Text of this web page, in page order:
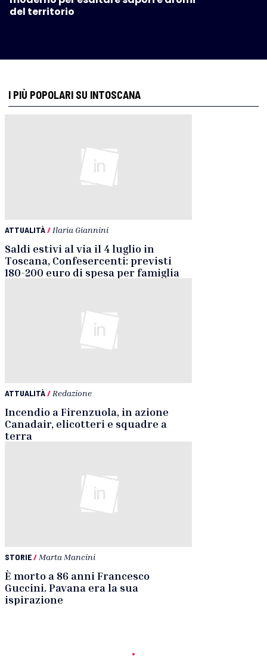
del territorio
I PIÙ POPOLARI SU INTOSCANA
ATTUALITÀ/ Ilaria Giannini
Saldi estivi al via il 4 luglio in
Toscana, Confesercenti: previsti
180-200 euro di spesa per famiglia
ATTUALITÀ/ Redazione
Incendio a Firenzuola, in azione
Canadair, elicotteri e squadre a
terra
STORIE/ Marta Mancini
È morto a 86 anni Francesco
Guccini. Pavana era la sua
ispirazione